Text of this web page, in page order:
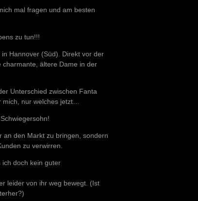
mal fragen und am besten
zu tun!!!
Hannover (Süd). Direkt vor der
charmante, ältere Dame in der
Unterschied zwischen Fanta
mich, nur welches jetzt…
an den Markt zu bringen, sondern
zu verwirren.
doch kein guter
leider von ihr weg bewegt. (Ist